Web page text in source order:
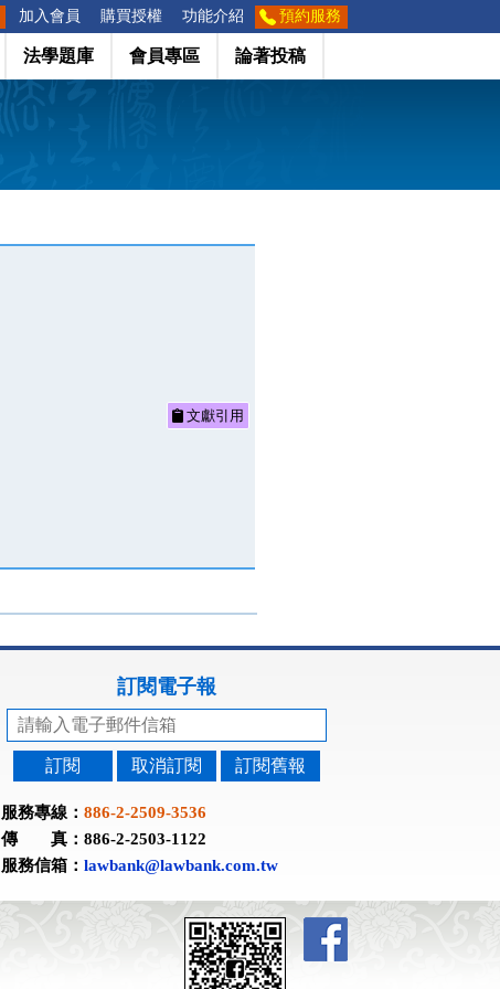
加入會員 購買授權 功能介紹 預約服務
法學題庫 會員專區 論著投稿
文獻引用
訂閱電子報
訂閱 取消訂閱 訂閱舊報
服務專線： 886-2-2509-3536
傳 真：886-2-2503-1122
服務信箱： lawbank@lawbank.com.tw